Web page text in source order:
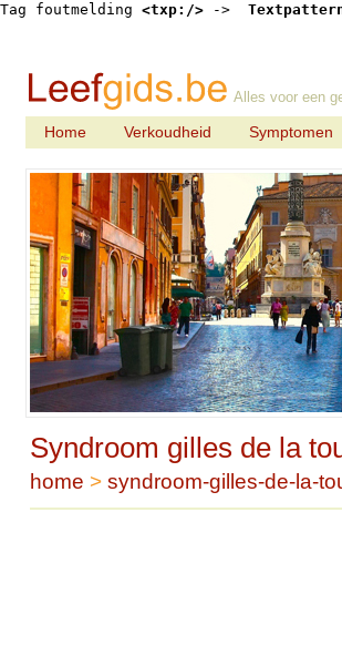
Tag foutmelding <txp:/> ->
Alles voor een
Home Verkoudheid Symptomen
Syndroom gilles de la
home > syndroom-gilles-de-la-